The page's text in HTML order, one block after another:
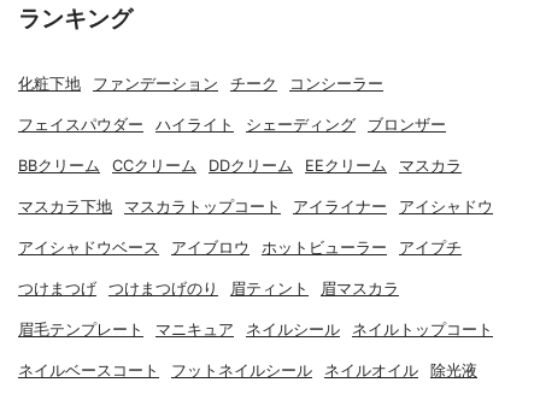
ランキング
化粧下地 ファンデーション チーク コンシーラー
フェイスパウダー ハイライト シェーディング ブロンザー
BBクリーム CCクリーム DDクリーム EEクリーム マスカラ
マスカラ下地 マスカラトップコート アイライナー アイシャドウ
アイシャドウベース アイブロウ ホットビューラー アイプチ
つけまつげ つけまつげのり 眉ティント 眉マスカラ
眉毛テンプレート マニキュア ネイルシール ネイルトップコート
ネイルベースコート フットネイルシール ネイルオイル 除光液